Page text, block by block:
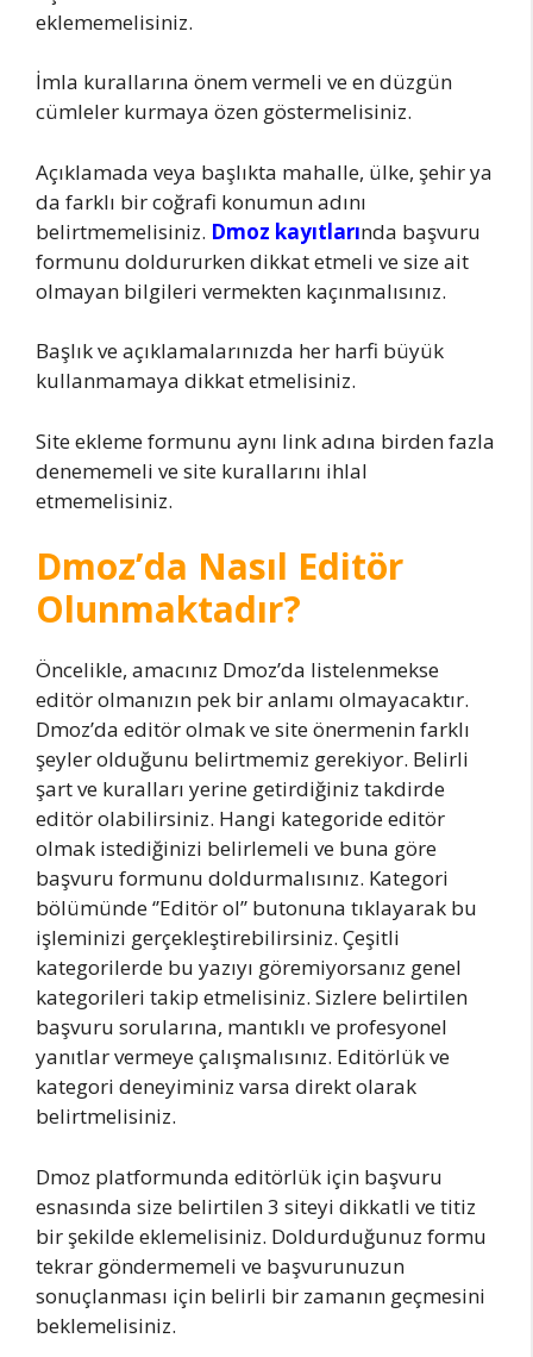
eklememelisiniz.
İmla kurallarına önem vermeli ve en düzgün
cümleler kurmaya özen göstermelisiniz.
Açıklamada veya başlıkta mahalle, ülke, şehir ya
da farklı bir coğrafi konumun adını
belirtmemelisiniz. Dmoz kayıtlarında başvuru
formunu doldururken dikkat etmeli ve size ait
olmayan bilgileri vermekten kaçınmalısınız.
Başlık ve açıklamalarınızda her harfi büyük
kullanmamaya dikkat etmelisiniz.
Site ekleme formunu aynı link adına birden fazla
denememeli ve site kurallarını ihlal
etmemelisiniz.
Dmoz’da Nasıl Editör
Olunmaktadır?
Öncelikle, amacınız Dmoz’da listelenmekse
editör olmanızın pek bir anlamı olmayacaktır.
Dmoz’da editör olmak ve site önermenin farklı
şeyler olduğunu belirtmemiz gerekiyor. Belirli
şart ve kuralları yerine getirdiğiniz takdirde
editör olabilirsiniz. Hangi kategoride editör
olmak istediğinizi belirlemeli ve buna göre
başvuru formunu doldurmalısınız. Kategori
bölümünde ‘’Editör ol’’ butonuna tıklayarak bu
işleminizi gerçekleştirebilirsiniz. Çeşitli
kategorilerde bu yazıyı göremiyorsanız genel
kategorileri takip etmelisiniz. Sizlere belirtilen
başvuru sorularına, mantıklı ve profesyonel
yanıtlar vermeye çalışmalısınız. Editörlük ve
kategori deneyiminiz varsa direkt olarak
belirtmelisiniz.
Dmoz platformunda editörlük için başvuru
esnasında size belirtilen 3 siteyi dikkatli ve titiz
bir şekilde eklemelisiniz. Doldurduğunuz formu
tekrar göndermemeli ve başvurunuzun
sonuçlanması için belirli bir zamanın geçmesini
beklemelisiniz.